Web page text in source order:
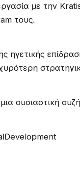
με την
τους.
ηγετικής
ουσιαστική